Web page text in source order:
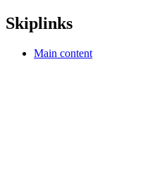
Skiplinks
Main content